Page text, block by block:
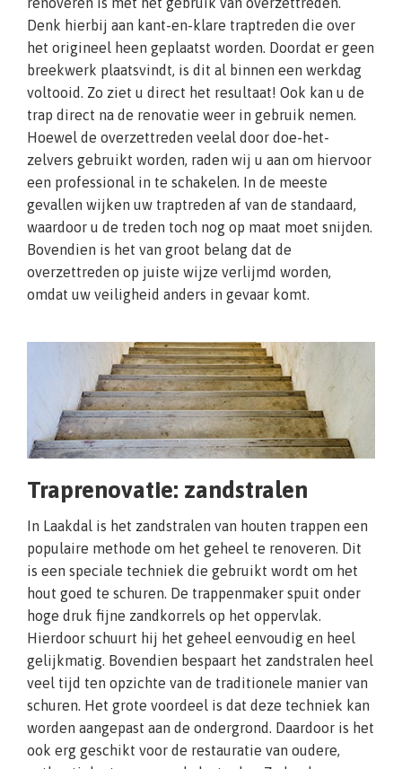
Denk hierbij aan kant-en-klare traptreden die over
het origineel heen geplaatst worden. Doordat er geen
breekwerk plaatsvindt, is dit al binnen een werkdag
voltooid. Zo ziet u direct het resultaat! Ook kan u de
trap direct na de renovatie weer in gebruik nemen.
Hoewel de overzettreden veelal door doe-het-
zelvers gebruikt worden, raden wij u aan om hiervoor
een professional in te schakelen. In de meeste
gevallen wijken uw traptreden af van de standaard,
waardoor u de treden toch nog op maat moet snijden.
Bovendien is het van groot belang dat de
overzettreden op juiste wijze verlijmd worden,
omdat uw veiligheid anders in gevaar komt.
Traprenovatie: zandstralen
In Laakdal is het zandstralen van houten trappen een
populaire methode om het geheel te renoveren. Dit
is een speciale techniek die gebruikt wordt om het
hout goed te schuren. De trappenmaker spuit onder
hoge druk fijne zandkorrels op het oppervlak.
Hierdoor schuurt hij het geheel eenvoudig en heel
gelijkmatig. Bovendien bespaart het zandstralen heel
veel tijd ten opzichte van de traditionele manier van
schuren. Het grote voordeel is dat deze techniek kan
worden aangepast aan de ondergrond. Daardoor is het
ook erg geschikt voor de restauratie van oudere,